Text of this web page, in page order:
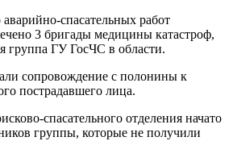
спасательных работ
3 бригады медицины катастроф,
группа ГУ ГосЧС в области.
сопровождение с полонины к
пострадавшего лица.
спасательного отделения начато
группы, которые не получили